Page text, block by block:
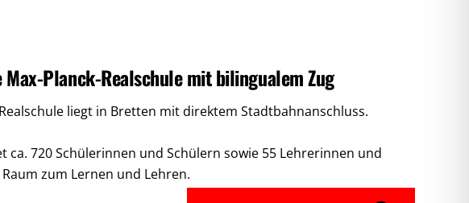
Max-Planck-Realschule mit bilingualem Zug
liegt in Bretten mit direktem Stadtbahnanschluss.
ca. 720 Schülerinnen und Schülern sowie 55 Lehrerinnen und
zum Lernen und Lehren.